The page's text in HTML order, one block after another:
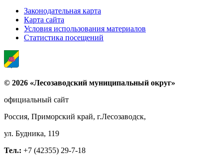
Законодательная карта
Карта сайта
Условия использования материалов
Статистика посещений
© 2026 «Лесозаводский муниципальный округ»
официальный сайт
Россия, Приморский край, г.Лесозаводск,
ул. Будника, 119
Тел.: +7 (42355) 29-7-18